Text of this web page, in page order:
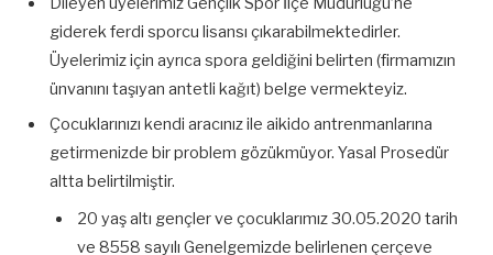
giderek ferdi sporcu lisansı çıkarabilmektedirler.
Üyelerimiz için ayrıca spora geldiğini belirten (firmamızın
ünvanını taşıyan antetli kağıt) belge vermekteyiz.
Çocuklarınızı kendi aracınız ile aikido antrenmanlarına
getirmenizde bir problem gözükmüyor. Yasal Prosedür
altta belirtilmiştir.
20 yaş altı gençler ve çocuklarımız 30.05.2020 tarih
ve 8558 sayılı Genelgemizde belirlenen çerçeve